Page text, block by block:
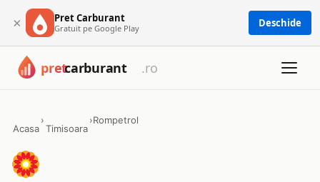
× Pret Carburant
Gratuit pe Google Play Deschide
Acasa
›
Timisoara
›Rompetrol